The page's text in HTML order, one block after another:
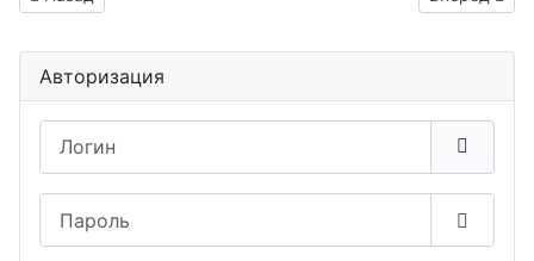
Авторизация